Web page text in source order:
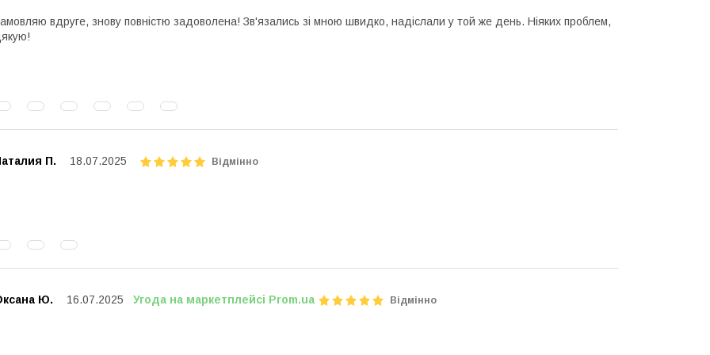
вдруге, знову повністю задоволена! Зв'язались зі мною швидко, надіслали у той же день. Ніяких проблем,
П. 18.07.2025 Відмінно
Ю. 16.07.2025 Угода на маркетплейсі Prom.ua Відмінно